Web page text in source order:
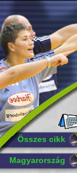
Összes cikk
Magyarország